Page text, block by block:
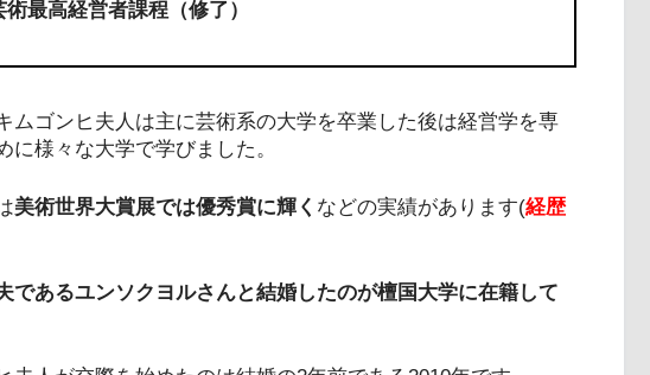
最高経営者課程（修了）
ムゴンヒ夫人は主に芸術系の大学を卒業した後は経営学を専
様々な大学で学びました。
美術世界大賞展では優秀賞に輝く などの実績があります(経歴
であるユンソクヨルさんと結婚したのが檀国大学に在籍して